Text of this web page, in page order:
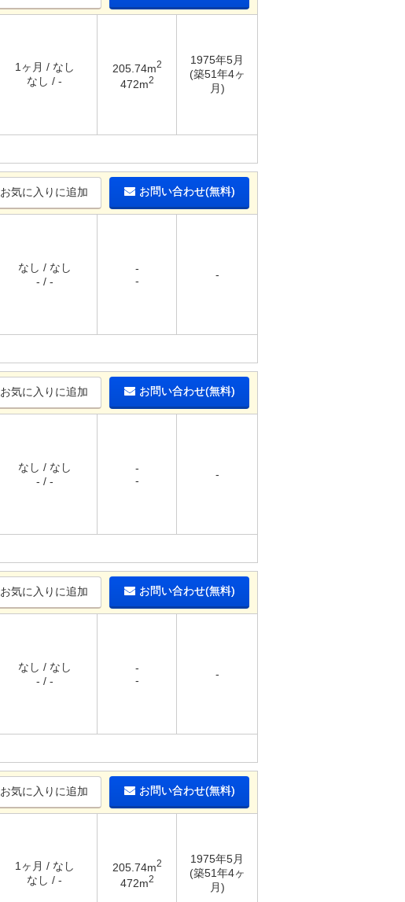
1ヶ月 / なし
なし / -
205.74m2
472m2
1975年5月
(築51年4ヶ
月)
お気に入りに追加 お問い合わせ(無料)
なし / なし
- / -
-
-
-
お気に入りに追加 お問い合わせ(無料)
なし / なし
- / -
-
-
-
お気に入りに追加 お問い合わせ(無料)
なし / なし
- / -
-
-
-
お気に入りに追加 お問い合わせ(無料)
1ヶ月 / なし
なし / -
205.74m2
472m2
1975年5月
(築51年4ヶ
月)